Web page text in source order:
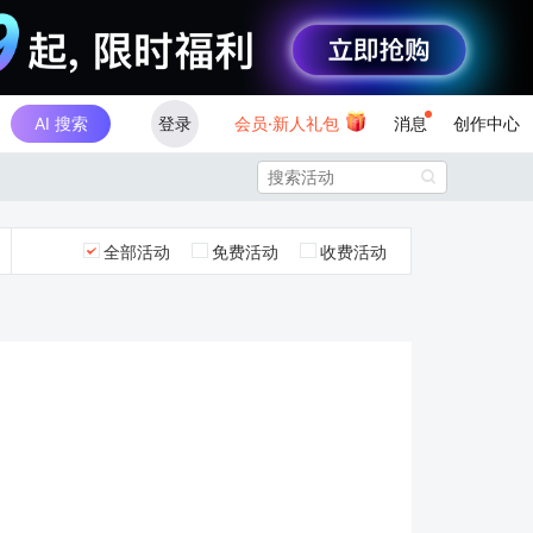
AI 搜索 登录 会员·新人礼包 消息 创作中心

全部活动 免费活动 收费活动